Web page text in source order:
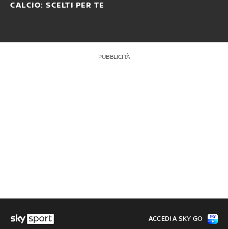
CALCIO: SCELTI PER TE
PUBBLICITÀ
ACCEDI A SKY GO